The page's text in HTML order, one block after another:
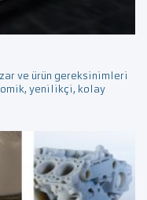
ve ürün gereksinimleri
yenilikçi, kolay